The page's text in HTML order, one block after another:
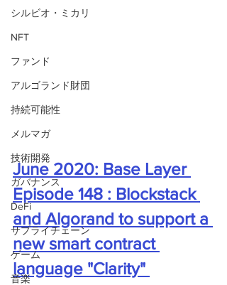
シルビオ・ミカリ
NFT
ファンド
アルゴランド財団
持続可能性
メルマガ
技術開発
ガバナンス
DeFi
サプライチェーン
ゲーム
音楽
June 2020: Base Layer
Episode 148 : Blockstack
and Algorand to support a
new smart contract
language "Clarity"